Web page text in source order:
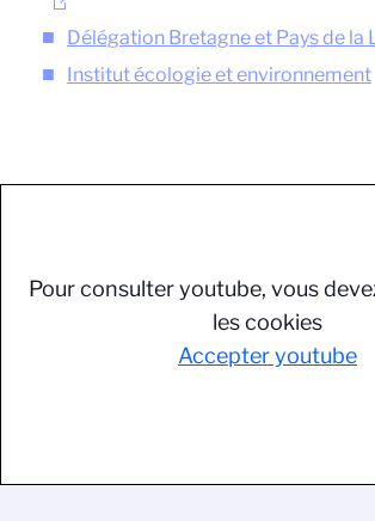
Délégation Bretagne et Pays de la
Institut écologie et environnement
Pour consulter youtube, vous
les cookies
Accepter youtube